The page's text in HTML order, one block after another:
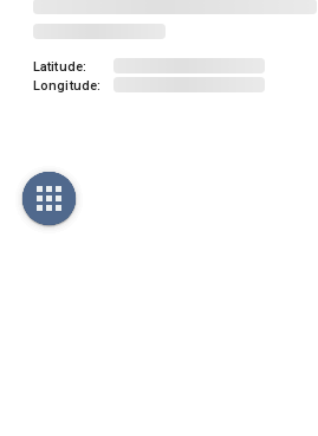
Latitude:
Longitude: